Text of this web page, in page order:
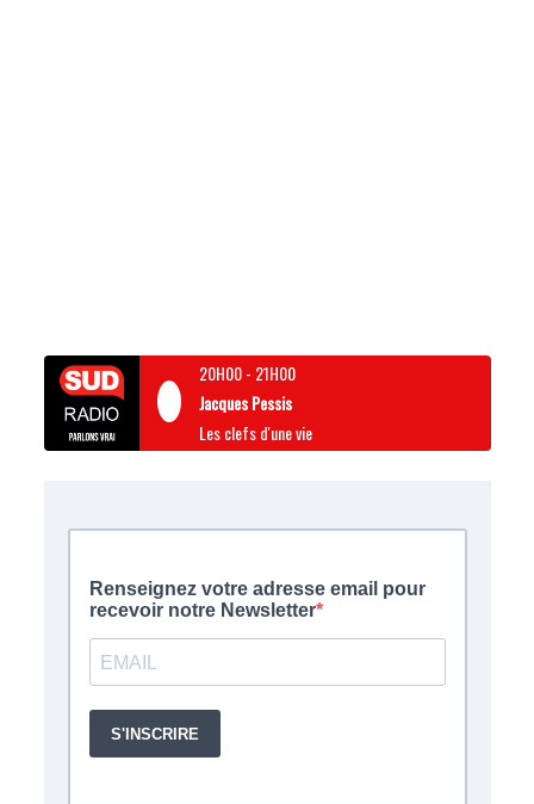
20H00- 21H00
Jacques Pessis
Les clefs d'une vie